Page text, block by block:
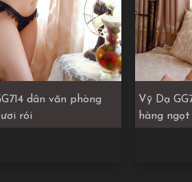
dân văn phòng
rói
Vỹ Dạ
hàng ngọt